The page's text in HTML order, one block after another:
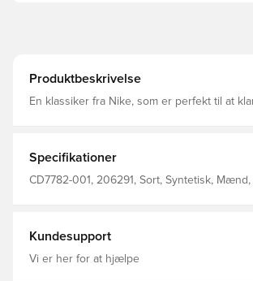
Produktbeskrivelse
En klassiker fra Nike, som er perfekt til at
vintermånedernes kolde vejr
Specifikationer
CD7782-001, 206291, Sort, Syntetisk, Mænd,
Kundesupport
Vi er her for at hjælpe